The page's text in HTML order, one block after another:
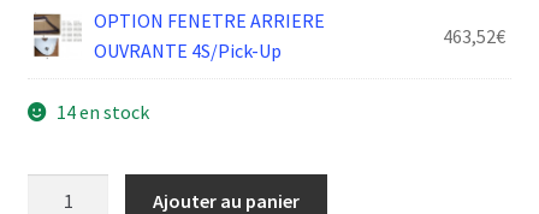
OPTION FENETRE ARRIERE
OUVRANTE 4S/Pick-Up
463,52€
14 en stock
Ajouter au panier